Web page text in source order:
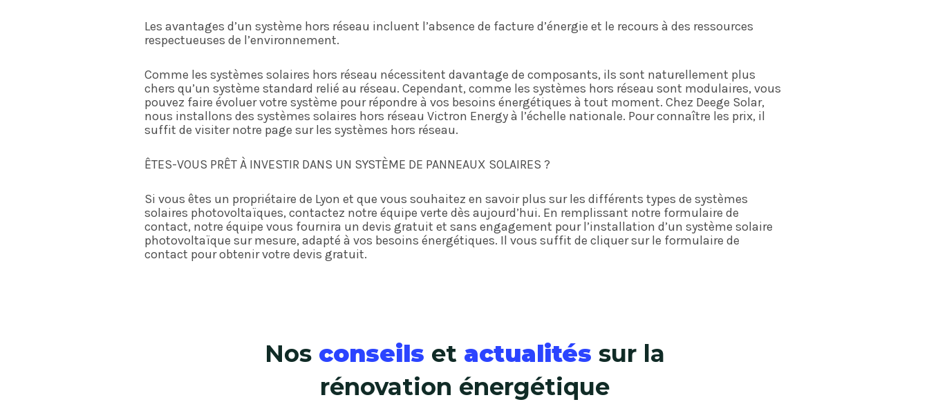
Les avantages d’un système hors réseau incluent l’absence de facture d’énergie et le recours à des ressources
respectueuses de l’environnement.
Comme les systèmes solaires hors réseau nécessitent davantage de composants, ils sont naturellement plus
chers qu’un système standard relié au réseau. Cependant, comme les systèmes hors réseau sont modulaires, vous
pouvez faire évoluer votre système pour répondre à vos besoins énergétiques à tout moment. Chez Deege Solar,
nous installons des systèmes solaires hors réseau Victron Energy à l’échelle nationale. Pour connaître les prix, il
suffit de visiter notre page sur les systèmes hors réseau.
ÊTES-VOUS PRÊT À INVESTIR DANS UN SYSTÈME DE PANNEAUX SOLAIRES ?
Si vous êtes un propriétaire de Lyon et que vous souhaitez en savoir plus sur les différents types de systèmes
solaires photovoltaïques, contactez notre équipe verte dès aujourd’hui. En remplissant notre formulaire de
contact, notre équipe vous fournira un devis gratuit et sans engagement pour l’installation d’un système solaire
photovoltaïque sur mesure, adapté à vos besoins énergétiques. Il vous suffit de cliquer sur le formulaire de
contact pour obtenir votre devis gratuit.
Nos conseils et actualités sur la
rénovation énergétique